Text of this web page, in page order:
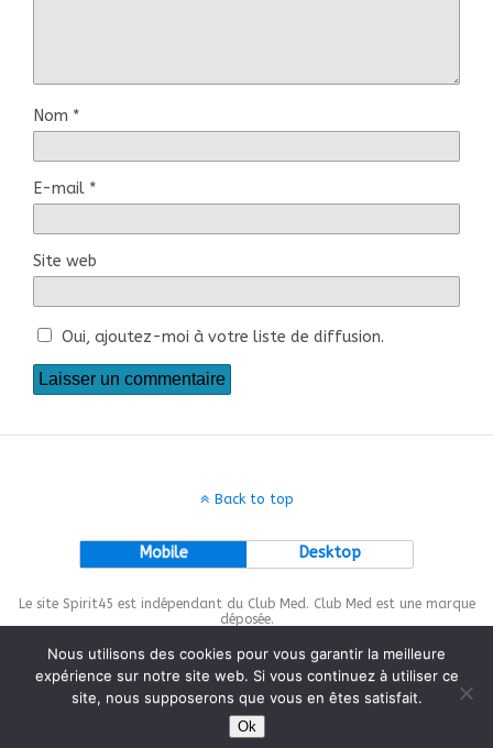
Nom *
E-mail *
Site web
Oui, ajoutez-moi à votre liste de diffusion.
Back to top
Mobile Desktop
Le site Spirit45 est indépendant du Club Med. Club Med est une marque
déposée.
This site is protected bywp-copyrightpro.com
Nous utilisons des cookies pour vous garantir la meilleure
expérience sur notre site web. Si vous continuez à utiliser ce
site, nous supposerons que vous en êtes satisfait.
Ok